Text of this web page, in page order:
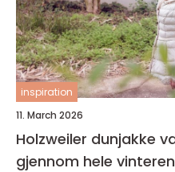
inspiration
11. March 2026
Holzweiler dunjakke varm stilfavoritt
gjennom hele vinteren